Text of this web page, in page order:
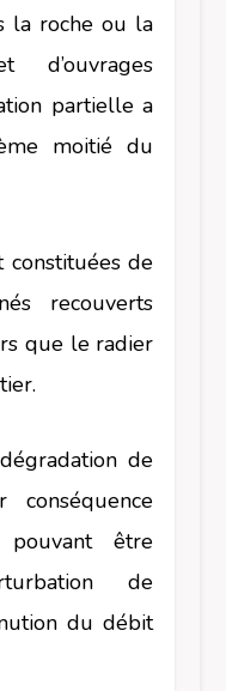
la roche ou la
d’ouvrages
partielle a
moitié du
constituées de
recouverts
que le radier
de
pouvant être
de
du débit